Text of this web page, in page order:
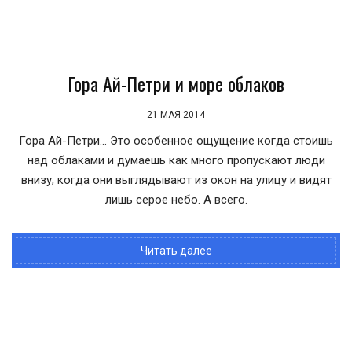
Гора Ай-Петри и море облаков
21 МАЯ 2014
Гора Ай-Петри... Это особенное ощущение когда стоишь
над облаками и думаешь как много пропускают люди
внизу, когда они выглядывают из окон на улицу и видят
лишь серое небо. А всего.
Читать далее